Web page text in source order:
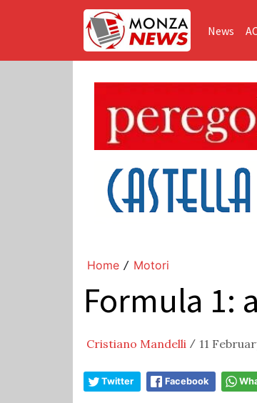
News
Home / Motori
Formula 1:
Cristiano Mandelli / 11
Twitter Facebook